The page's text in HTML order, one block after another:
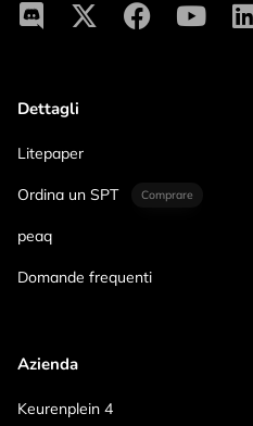
Dettagli
Litepaper
Ordina un SPT Comprare
peaq
Domande frequenti
Azienda
Keurenplein 4